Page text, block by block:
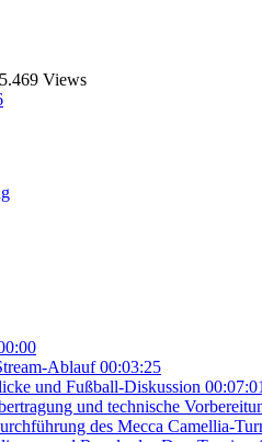
Views
Ablauf 00:03:25
und Fußball-Diskussion 00:07:01
und technische
des Mecca Camellia-